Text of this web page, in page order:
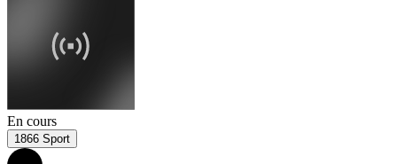
En cours
1866 Sport